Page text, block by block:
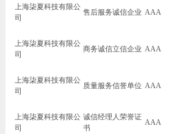
上海柒夏科技有限公
司
售后服务诚信企业 AAA
上海柒夏科技有限公
司
商务诚信立信企业 AAA
上海柒夏科技有限公
司
质量服务信誉单位 AAA
上海柒夏科技有限公
司
诚信经理人荣誉证
书
AAA